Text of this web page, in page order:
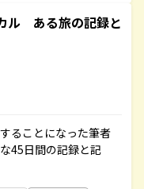
ル ある旅の記録と
ることになった筆者
45日間の記録と記